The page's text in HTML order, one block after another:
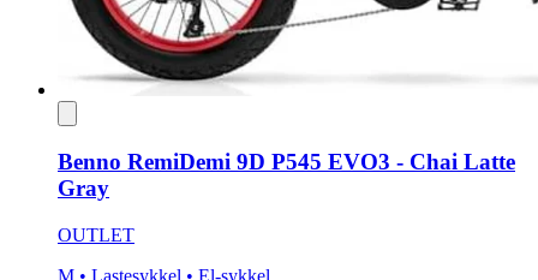
Benno RemiDemi 9D P545 EVO3 - Chai Latte
Gray
OUTLET
M • Lastesykkel • El-sykkel